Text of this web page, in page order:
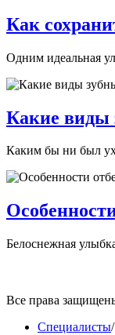
Как
Одним идеальная
Какие виды
Каким бы ни был
Белоснежная
Все права
Специалисты/